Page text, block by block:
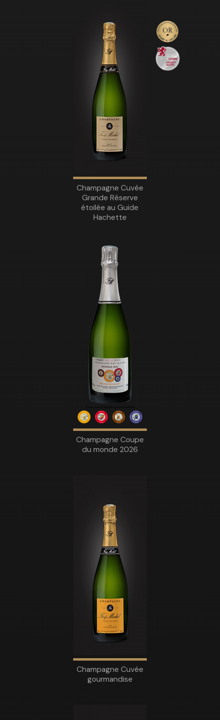
Champagne Cuvée
Grande Réserve
étoilée au Guide
Hachette
Champagne Coupe
du monde 2026
Champagne Cuvée
gourmandise